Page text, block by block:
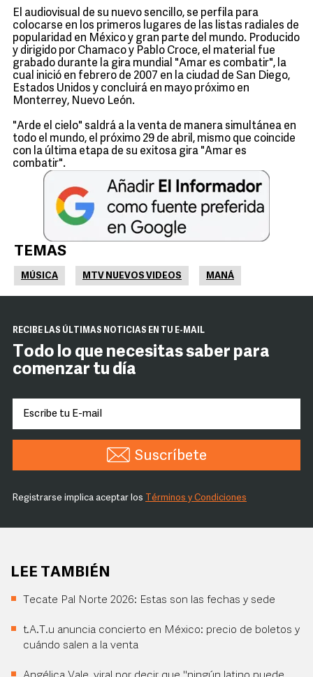
El audiovisual de su nuevo sencillo, se perfila para
colocarse en los primeros lugares de las listas radiales de
popularidad en México y gran parte del mundo. Producido
y dirigido por Chamaco y Pablo Croce, el material fue
grabado durante la gira mundial "Amar es combatir", la
cual inició en febrero de 2007 en la ciudad de San Diego,
Estados Unidos y concluirá en mayo próximo en
Monterrey, Nuevo León.
"Arde el cielo" saldrá a la venta de manera simultánea en
todo el mundo, el próximo 29 de abril, mismo que coincide
con la última etapa de su exitosa gira "Amar es
combatir".
TEMAS
MÚSICA MTV NUEVOS VIDEOS MANÁ
RECIBE LAS ÚLTIMAS NOTICIAS EN TU E-MAIL
Todo lo que necesitas saber para
comenzar tu día
Suscríbete
Registrarse implica aceptar los Términos y Condiciones
LEE TAMBIÉN
Tecate Pal Norte 2026: Estas son las fechas y sede
t.A.T.u anuncia concierto en México: precio de boletos y
cuándo salen a la venta